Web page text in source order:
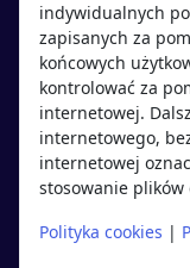
Kandydaci
Regulamin
Oferty pracy
Pracodawcy
Opinie o
indywidualnych
zapisanych za
końcowych
kontrolować za
internetowej.
internetowego,
internetowej
stosowanie plików
Polityka cookies |